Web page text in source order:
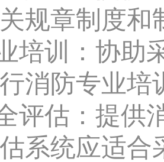
规章制度和
培训：协助
消防专业培
评估：提供
系统应适合